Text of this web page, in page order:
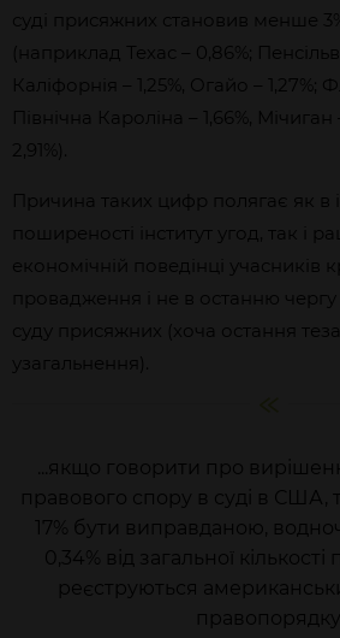
суді присяжних становив менше
(наприклад Техас – 0,86%;
Каліфорнія – 1,25%, Огайо – 1,27%;
Північна Кароліна – 1,66%,
2,91%).
Причина таких цифр полягає як в
поширеності інститут угод, так і
економічній поведінці учасників
провадження і не в останню чергу
суду присяжних (хоча остання
узагальнення).
...якщо говорити про
правового спору в суді в США,
17% бути виправданою,
0,34% від загальної
реєструються
правопорядку.